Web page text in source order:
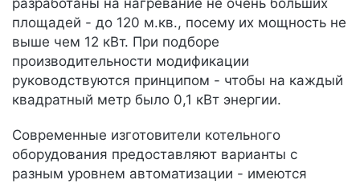
разработаны на нагревание не очень больших
площадей - до 120 м.кв., посему их мощность не
выше чем 12 кВт. При подборе
производительности модификации
руководствуются принципом - чтобы на каждый
квадратный метр было 0,1 кВт энергии.
Современные изготовители котельного
оборудования предоставляют варианты с
разным уровнем автоматизации - имеются